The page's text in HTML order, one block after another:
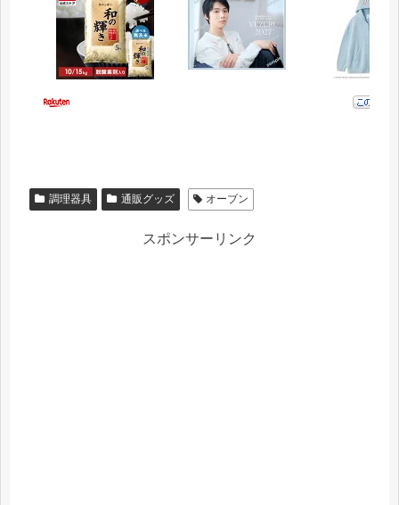
調理器具 通販グッズ オーブン
スポンサーリンク